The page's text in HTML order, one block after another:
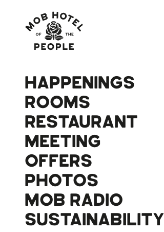
HAPPENINGS
ROOMS
RESTAURANT
MEETING
OFFERS
PHOTOS
MOB RADIO
SUSTAINABILITY